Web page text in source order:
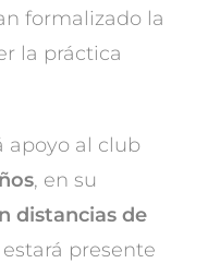
formalizado la
la práctica
apoyo al club
, en su
distancias de
presente